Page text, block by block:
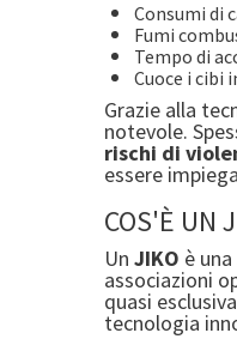
Consumi di
Fumi
Tempo di
Cuoce i cibi
Grazie alla
notevole.
rischi di
essere
COS'È UN
Un JIKO è
associazioni
quasi
tecnologia